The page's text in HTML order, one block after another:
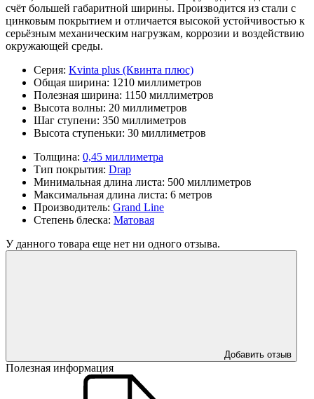
счёт большей габаритной ширины. Производится из стали с
цинковым покрытием и отличается высокой устойчивостью к
серьёзным механическим нагрузкам, коррозии и воздействию
окружающей среды.
Серия: Kvinta plus (Квинта плюс)
Общая ширина: 1210 миллиметров
Полезная ширина: 1150 миллиметров
Высота волны: 20 миллиметров
Шаг ступени: 350 миллиметров
Высота ступеньки: 30 миллиметров
Толщина: 0,45 миллиметра
Тип покрытия: Drap
Минимальная длина листа: 500 миллиметров
Максимальная длина листа: 6 метров
Производитель: Grand Line
Степень блеска: Матовая
У данного товара еще нет ни одного отзыва.
Добавить отзыв
Полезная информация